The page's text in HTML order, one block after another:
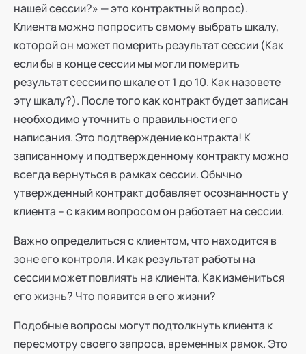
нашей сессии?» — это контрактный вопрос).
Клиента можно попросить самому выбрать шкалу,
которой он может померить результат сессии (Как
если бы в конце сессии мы могли померить
результат сессии по шкале от 1 до 10. Как назовете
эту шкалу?). После того как контракт будет записан
необходимо уточнить о правильности его
написания. Это подтверждение контракта! К
записанному и подтвержденному контракту можно
всегда вернуться в рамках сессии. Обычно
утвержденный контракт добавляет осознанность у
клиента – с каким вопросом он работает на сессии.
Важно определиться с клиентом, что находится в
зоне его контроля. И как результат работы на
сессии может повлиять на клиента. Как измениться
его жизнь? Что появится в его жизни?
Подобные вопросы могут подтолкнуть клиента к
пересмотру своего запроса, временных рамок. Это